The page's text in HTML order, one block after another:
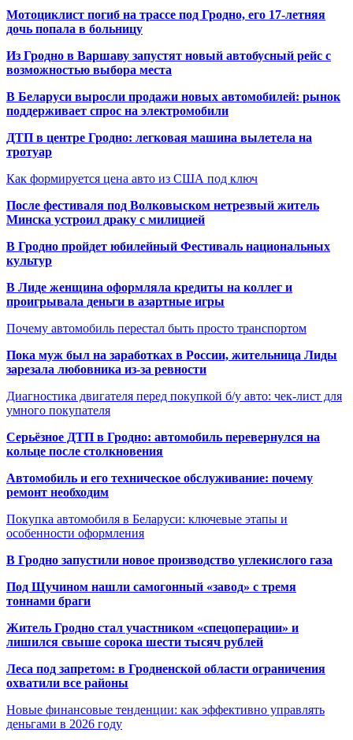
Мотоциклист погиб на трассе под Гродно, его 17-летняя
дочь попала в больницу
Из Гродно в Варшаву запустят новый автобусный рейс с
возможностью выбора места
В Беларуси выросли продажи новых автомобилей: рынок
поддерживает спрос на электромобили
ДТП в центре Гродно: легковая машина вылетела на
тротуар
Как формируется цена авто из США под ключ
После фестиваля под Волковыском нетрезвый житель
Минска устроил драку с милицией
В Гродно пройдет юбилейный Фестиваль национальных
культур
В Лиде женщина оформляла кредиты на коллег и
проигрывала деньги в азартные игры
Почему автомобиль перестал быть просто транспортом
Пока муж был на заработках в России, жительница Лиды
зарезала любовника из-за ревности
Диагностика двигателя перед покупкой б/у авто: чек-лист для
умного покупателя
Серьёзное ДТП в Гродно: автомобиль перевернулся на
кольце после столкновения
Автомобиль и его техническое обслуживание: почему
ремонт необходим
Покупка автомобиля в Беларуси: ключевые этапы и
особенности оформления
В Гродно запустили новое производство углекислого газа
Под Щучином нашли самогонный «завод» с тремя
тоннами браги
Житель Гродно стал участником «спецоперации» и
лишился свыше сорока шести тысяч рублей
Леса под запретом: в Гродненской области ограничения
охватили все районы
Новые финансовые тенденции: как эффективно управлять
деньгами в 2026 году